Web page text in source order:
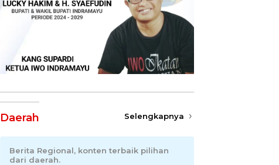
Daerah Selengkapnya
Berita Regional, konten terbaik pilihan
dari daerah.